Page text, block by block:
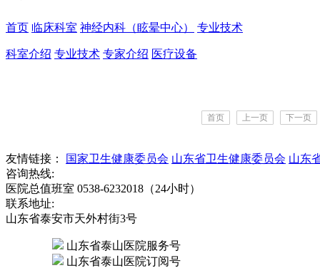
首页 临床科室 神经内科（眩晕中心） 专业技术
科室介绍 专业技术 专家介绍 医疗设备
首页 上一页 下一页
友情链接： 国家卫生健康委员会 山东省卫生健康委员会 山东
咨询热线:
医院总值班室 0538-6232018（24小时）
联系地址:
山东省泰安市天外村街3号
山东省泰山医院服务号
山东省泰山医院订阅号